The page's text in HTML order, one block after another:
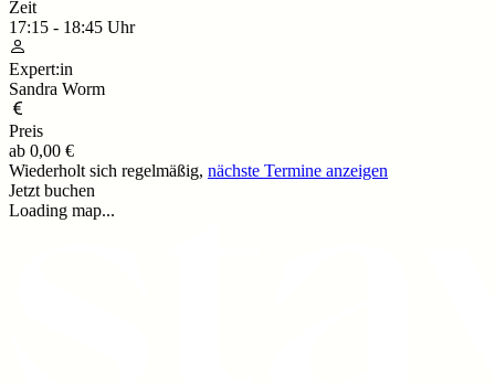
Zeit
17:15 - 18:45 Uhr
Expert:in
Sandra Worm
Preis
ab 0,00 €
Wiederholt sich regelmäßig, nächste Termine anzeigen
Jetzt buchen
Loading map...